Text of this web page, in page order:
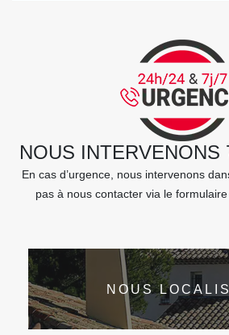
NOUS INTERVENONS
En cas d’urgence, nous intervenons
pas à nous contacter via le
NOUS